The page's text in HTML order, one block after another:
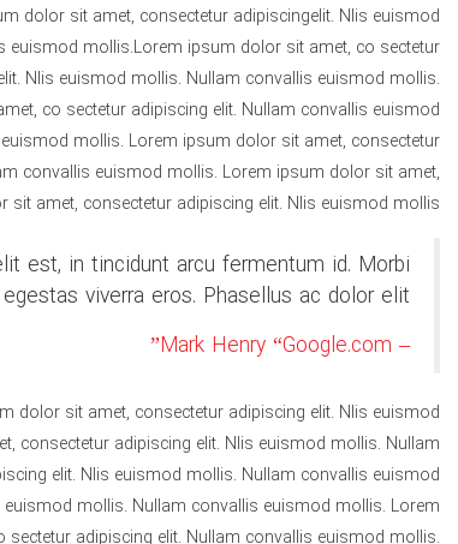
dolor sit amet, consectetur adipiscingelit. Nlis euismod
mollis.Lorem ipsum dolor sit amet, co sectetur
Nlis euismod mollis. Nullam convallis euismod mollis.
co sectetur adipiscing elit. Nullam convallis euismod
mollis. Lorem ipsum dolor sit amet, consectetur
convallis euismod mollis. Lorem ipsum dolor sit amet,
amet, consectetur adipiscing elit. Nlis euismod mollis.
est, in tincidunt arcu fermentum id. Morbi
viverra eros. Phasellus ac dolor elit.
– Mark Henry “Google.com”
dolor sit amet, consectetur adipiscing elit. Nlis euismod
adipiscing elit. Nlis euismod mollis. Nullam
elit. Nlis euismod mollis. Nullam convallis euismod
mollis. Nullam convallis euismod mollis. Lorem
adipiscing elit. Nullam convallis euismod mollis.